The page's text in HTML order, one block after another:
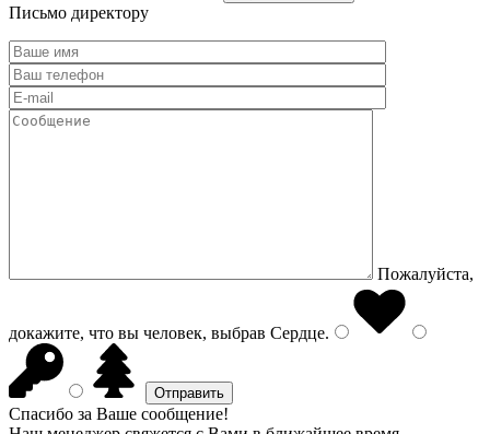
Письмо директору
Пожалуйста,
докажите, что вы человек, выбрав Сердце.
Спасибо за Ваше сообщение!